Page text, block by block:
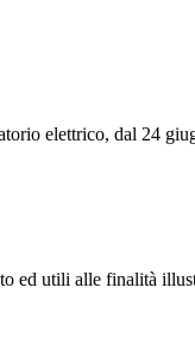
elettrico, dal 24
ed utili alle finalità